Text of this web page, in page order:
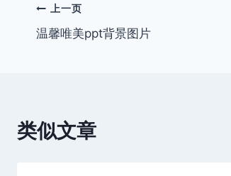
文
章
上一页
温馨唯美ppt背景图片
类似文章